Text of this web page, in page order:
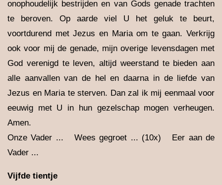
onophoudelijk bestrijden en van Gods genade trachten
te beroven. Op aarde viel U het geluk te beurt,
voortdurend met Jezus en Maria om te gaan. Verkrijg
ook voor mij de genade, mijn overige levensdagen met
God verenigd te leven, altijd weerstand te bieden aan
alle aanvallen van de hel en daarna in de liefde van
Jezus en Maria te sterven. Dan zal ik mij eenmaal voor
eeuwig met U in hun gezelschap mogen verheugen.
Amen.
Onze Vader ... Wees gegroet ... (10x) Eer aan de
Vader ...
Vijfde tientje